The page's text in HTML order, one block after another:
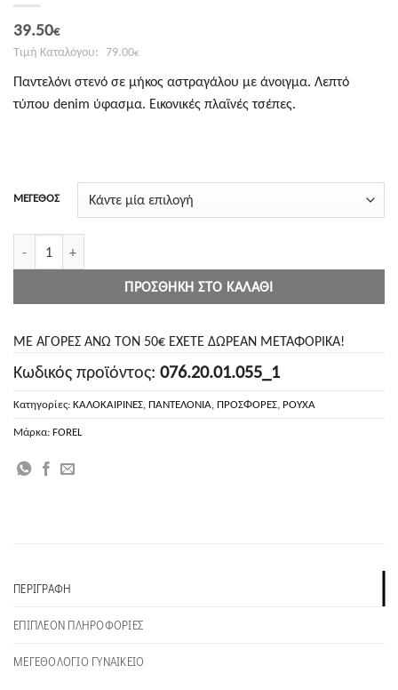
79.00€
Original
price
was:
79.00€.
39.50€
Η
τρέχουσα
τιμή
είναι:
39.50€.
Παντελόνι στενό σε μήκος αστραγάλου με άνοιγμα. Λεπτό
τύπου denim ύφασμα. Εικονικές πλαϊνές τσέπες.
ΜΕΓΕΘΟΣ
ΠΡΟΣΘΉΚΗ ΣΤΟ ΚΑΛΆΘΙ
ΜΕ ΑΓΟΡΕΣ ΑΝΩ ΤΟΝ 50€ ΕΧΕΤΕ ΔΩΡΕΑΝ ΜΕΤΑΦΟΡΙΚΑ!
Κωδικός προϊόντος: 076.20.01.055_1
Κατηγορίες: ΚΑΛΟΚΑΙΡΙΝΕΣ, ΠΑΝΤΕΛΟΝΙΑ, ΠΡΟΣΦΟΡΕΣ, ΡΟΥΧΑ
Μάρκα: FOREL
ΠΕΡΙΓΡΑΦΉ
ΕΠΙΠΛΈΟΝ ΠΛΗΡΟΦΟΡΊΕΣ
ΜΕΓΕΘΟΛΟΓΙΟ ΓΥΝΑΙΚΕΙΟ